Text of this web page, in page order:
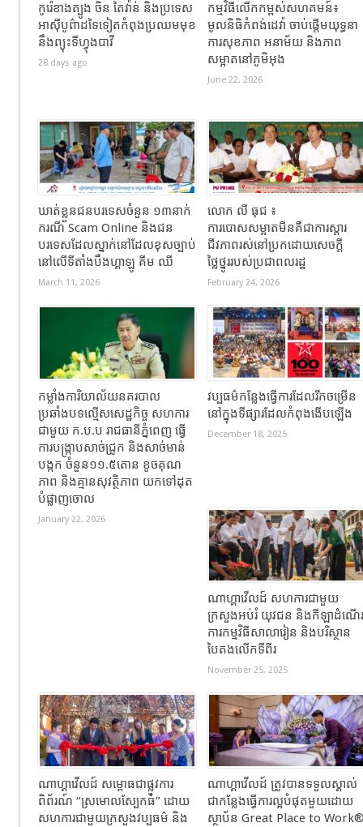
កូរ៉េខាងត្បូង ចិន តៃវ៉ាន់ និងប្រទេស
អាស៊ីបូព៌ាដទៃទៀតកំពុងប្រឈមមុខ
នឹងព្យុះទីហ្វុងបាវី
28 days ago
កម្មវិធីលើកកម្ពស់សហគមន៍៖
មូលនិធិកំពង់ដេវ៉ា ចាប់ផ្តើមយុទ្ធនា
ការសុខភាព អនាម័យ និងភាព
សម្អាតនៅភូមិអុង
June 22, 2026
ឃាត់ខ្លួនជនបរទេសចំនួន ១៣នាក់
ករណី Scam Online និងជន
បរទេសដែលស្នាក់នៅដែលខុសច្បាប់
នៅលើទីតាំងបឹងហ្គាឡូ គីម ឈី
March 11, 2026
លោក លី ធុជ ៖
ការបោសសម្អាតមីនគឺជាការស្តារ
ជីវភាពរស់នៅប្រកដោយសេចក្តី
ថ្លៃថ្នូររបស់ប្រជាពលរដ្ឋ
February 24, 2026
កម្លាំងការិយាល័យនគរបាល
ប្រឆាំងបទល្មើសសេដ្ឋកិច្ច សហការ
ជាមួយ ក.ប.ប រាជធានីភ្នំពេញ ធ្វើ
ការបង្ក្រាបសាច់ជ្រូក និងសាច់មាន់
បង្កក ចំនួន១១.៥តោន ខូចគុណ
ភាព និងគ្មានសុវត្ថិភាព យកទៅដុត
បំផ្លាញចោល
January 22, 2026
វប្បធម៌កន្លែងធ្វើការដែលរីកចម្រើន
នៅក្នុងទីផ្សារដែលកំពុងងើបឡើង
December 18, 2025
ណាហ្គាវើលដ៍ សហការជាមួយ
ក្រសួងអប់រំ យុវជន និងកីឡាដំណើរ
ការកម្មវិធីសាលារៀន និងបរិស្ថាន
បៃតងលើកទីពីរ
November 25, 2025
ណាហ្គាវើលដ៍ សម្ពោធជាផ្លូវការ
ពិព័រណ៍ “ស្រមោលស្បែកធំ” ដោយ
សហការជាមួយក្រសួងវប្បធម៌ និង
ណាហ្គាវើលដ៍ ត្រូវបានទទួលស្គាល់
ជាកន្លែងធ្វើការល្អបំផុតមួយដោយ
ស្ថាប័ន Great Place to